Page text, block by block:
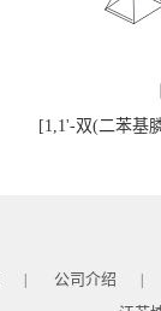
[1,1'-双(二苯基
| 公司介绍 |